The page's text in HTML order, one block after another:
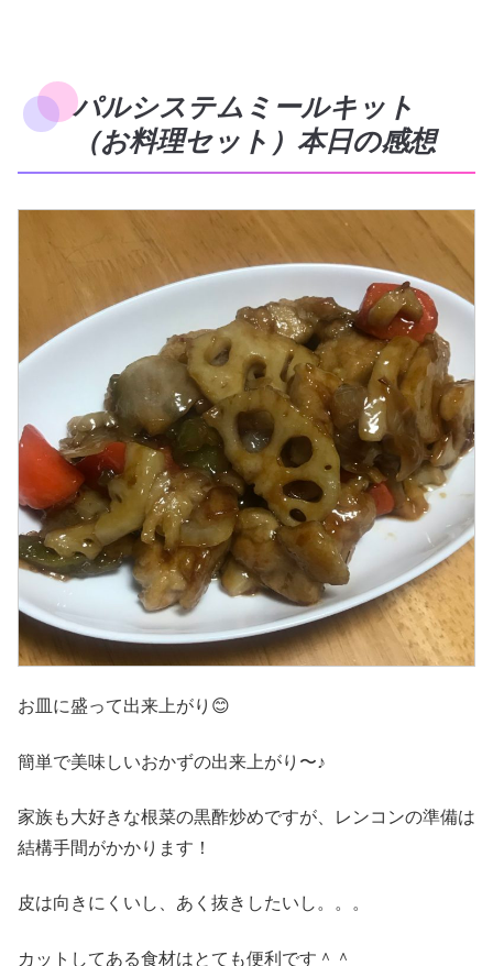
パルシステムミールキット
（お料理セット）本日の感想
お皿に盛って出来上がり😊
簡単で美味しいおかずの出来上がり〜♪
家族も大好きな根菜の黒酢炒めですが、レンコンの準備は
結構手間がかかります！
皮は向きにくいし、あく抜きしたいし。。。
カットしてある食材はとても便利です＾＾